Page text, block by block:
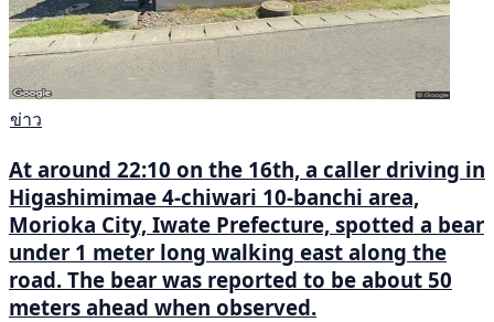
ข่าว
At around 22:10 on the 16th, a caller driving in
Higashimimae 4-chiwari 10-banchi area,
Morioka City, Iwate Prefecture, spotted a bear
under 1 meter long walking east along the
road. The bear was reported to be about 50
meters ahead when observed.